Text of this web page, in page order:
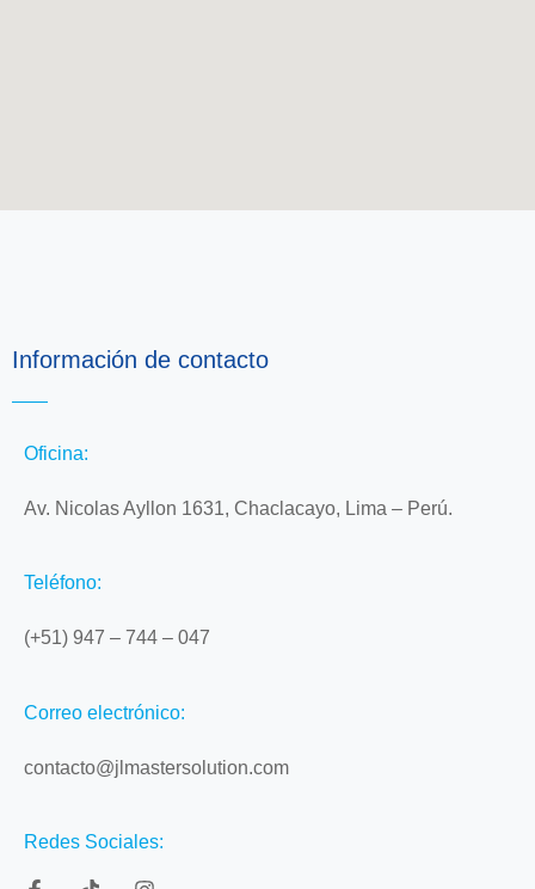
Información de contacto
Oficina:
Av. Nicolas Ayllon 1631, Chaclacayo, Lima – Perú.
Teléfono:
(+51) 947 – 744 – 047
Correo electrónico:
contacto@jlmastersolution.com
Redes Sociales: